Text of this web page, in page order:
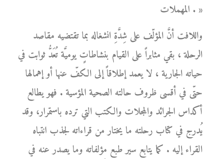
المهملات . »
واللافت أنَّ المؤلّف على شِدَّةِ انشغاله بما تقتضيه مقاصد
الرحلة ، بقي مثابراً على القيام بنشاطاتٍ يوميَّة تُعَدُّ ثوابت في
حياته الجارية ، لا يعمد إطلاقاً إلى الكفّ عنها أو إهمالها
حتّى في أقسى ظروف حالته الصحية المؤسية . فهو يطالع
أكداس الجرائد والمجلات والكتب التي ترده باستمرار، وقد
يُدرج في كتاب رحلته ما يختار من قراءاته لجذب انتباه
القراء إليه . كما يتابع سير طبع مؤلفاته وما يصدر عنه في